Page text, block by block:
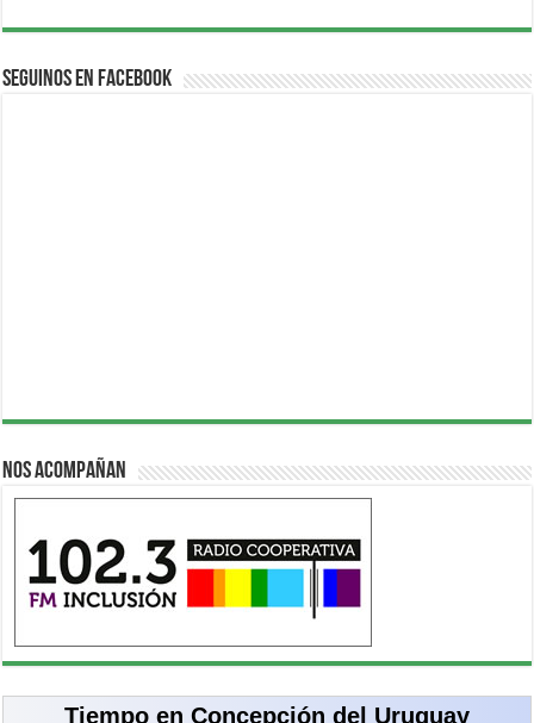
Seguinos en Facebook
Nos acompañan
Tiempo en Concepción del Uruguay